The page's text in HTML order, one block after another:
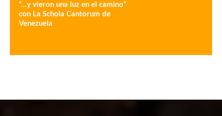
“…y vieron una luz en el camino”
con La Schola Cantorum de
Venezuela